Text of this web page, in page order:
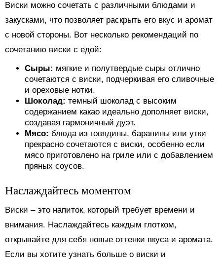
Виски можно сочетать с различными блюдами и
закусками, что позволяет раскрыть его вкус и аромат
с новой стороны. Вот несколько рекомендаций по
сочетанию виски с едой:
Сыры: мягкие и полутвердые сыры отлично
сочетаются с виски, подчеркивая его сливочные
и ореховые нотки.
Шоколад: темный шоколад с высоким
содержанием какао идеально дополняет виски,
создавая гармоничный дуэт.
Мясо: блюда из говядины, баранины или утки
прекрасно сочетаются с виски, особенно если
мясо приготовлено на гриле или с добавлением
пряных соусов.
Наслаждайтесь моментом
Виски – это напиток, который требует времени и
внимания. Наслаждайтесь каждым глотком,
открывайте для себя новые оттенки вкуса и аромата.
Если вы хотите узнать больше о виски и